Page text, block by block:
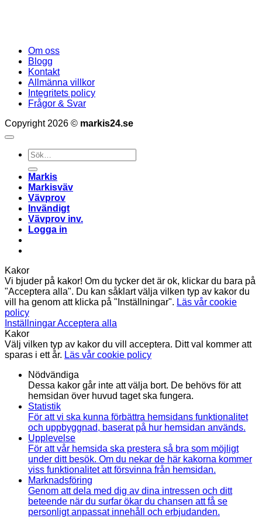
Om oss
Blogg
Kontakt
Allmänna villkor
Integritets policy
Frågor & Svar
Copyright 2026 © markis24.se
Sök
efter:
Markis
Markisväv
Vävprov
Invändigt
Vävprov inv.
Logga in
Kakor
Vi bjuder på kakor! Om du tycker det är ok, klickar du bara på
"Acceptera alla". Du kan såklart välja vilken typ av kakor du
vill ha genom att klicka på "Inställningar". Läs vår cookie
policy
InställningarAcceptera alla
Kakor
Välj vilken typ av kakor du vill acceptera. Ditt val kommer att
sparas i ett år. Läs vår cookie policy
Nödvändiga
Dessa kakor går inte att välja bort. De behövs för att
hemsidan över huvud taget ska fungera.
Statistik
För att vi ska kunna förbättra hemsidans funktionalitet
och uppbyggnad, baserat på hur hemsidan används.
Upplevelse
För att vår hemsida ska prestera så bra som möjligt
under ditt besök. Om du nekar de här kakorna kommer
viss funktionalitet att försvinna från hemsidan.
Marknadsföring
Genom att dela med dig av dina intressen och ditt
beteende när du surfar ökar du chansen att få se
personligt anpassat innehåll och erbjudanden.